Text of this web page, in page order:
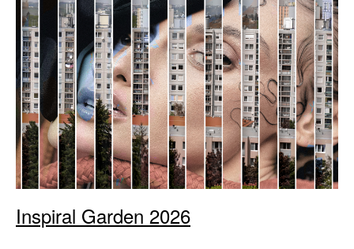
Inspiral Garden 2026